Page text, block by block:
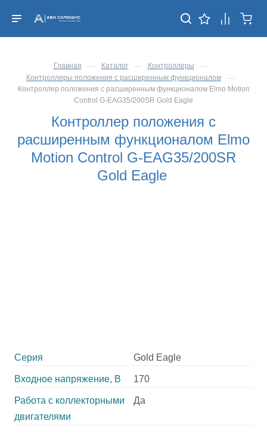
Главная — Каталог — Контроллеры —
Контроллеры положения с расширенным функционалом —
Контроллер положения с расширенным функционалом Elmo Motion
Control G-EAG35/200SR Gold Eagle
Контроллер положения с
расширенным функционалом Elmo
Motion Control G-EAG35/200SR
Gold Eagle
Серия Gold Eagle
Входное напряжение, В 170
Работа с коллекторными
двигателями
Да